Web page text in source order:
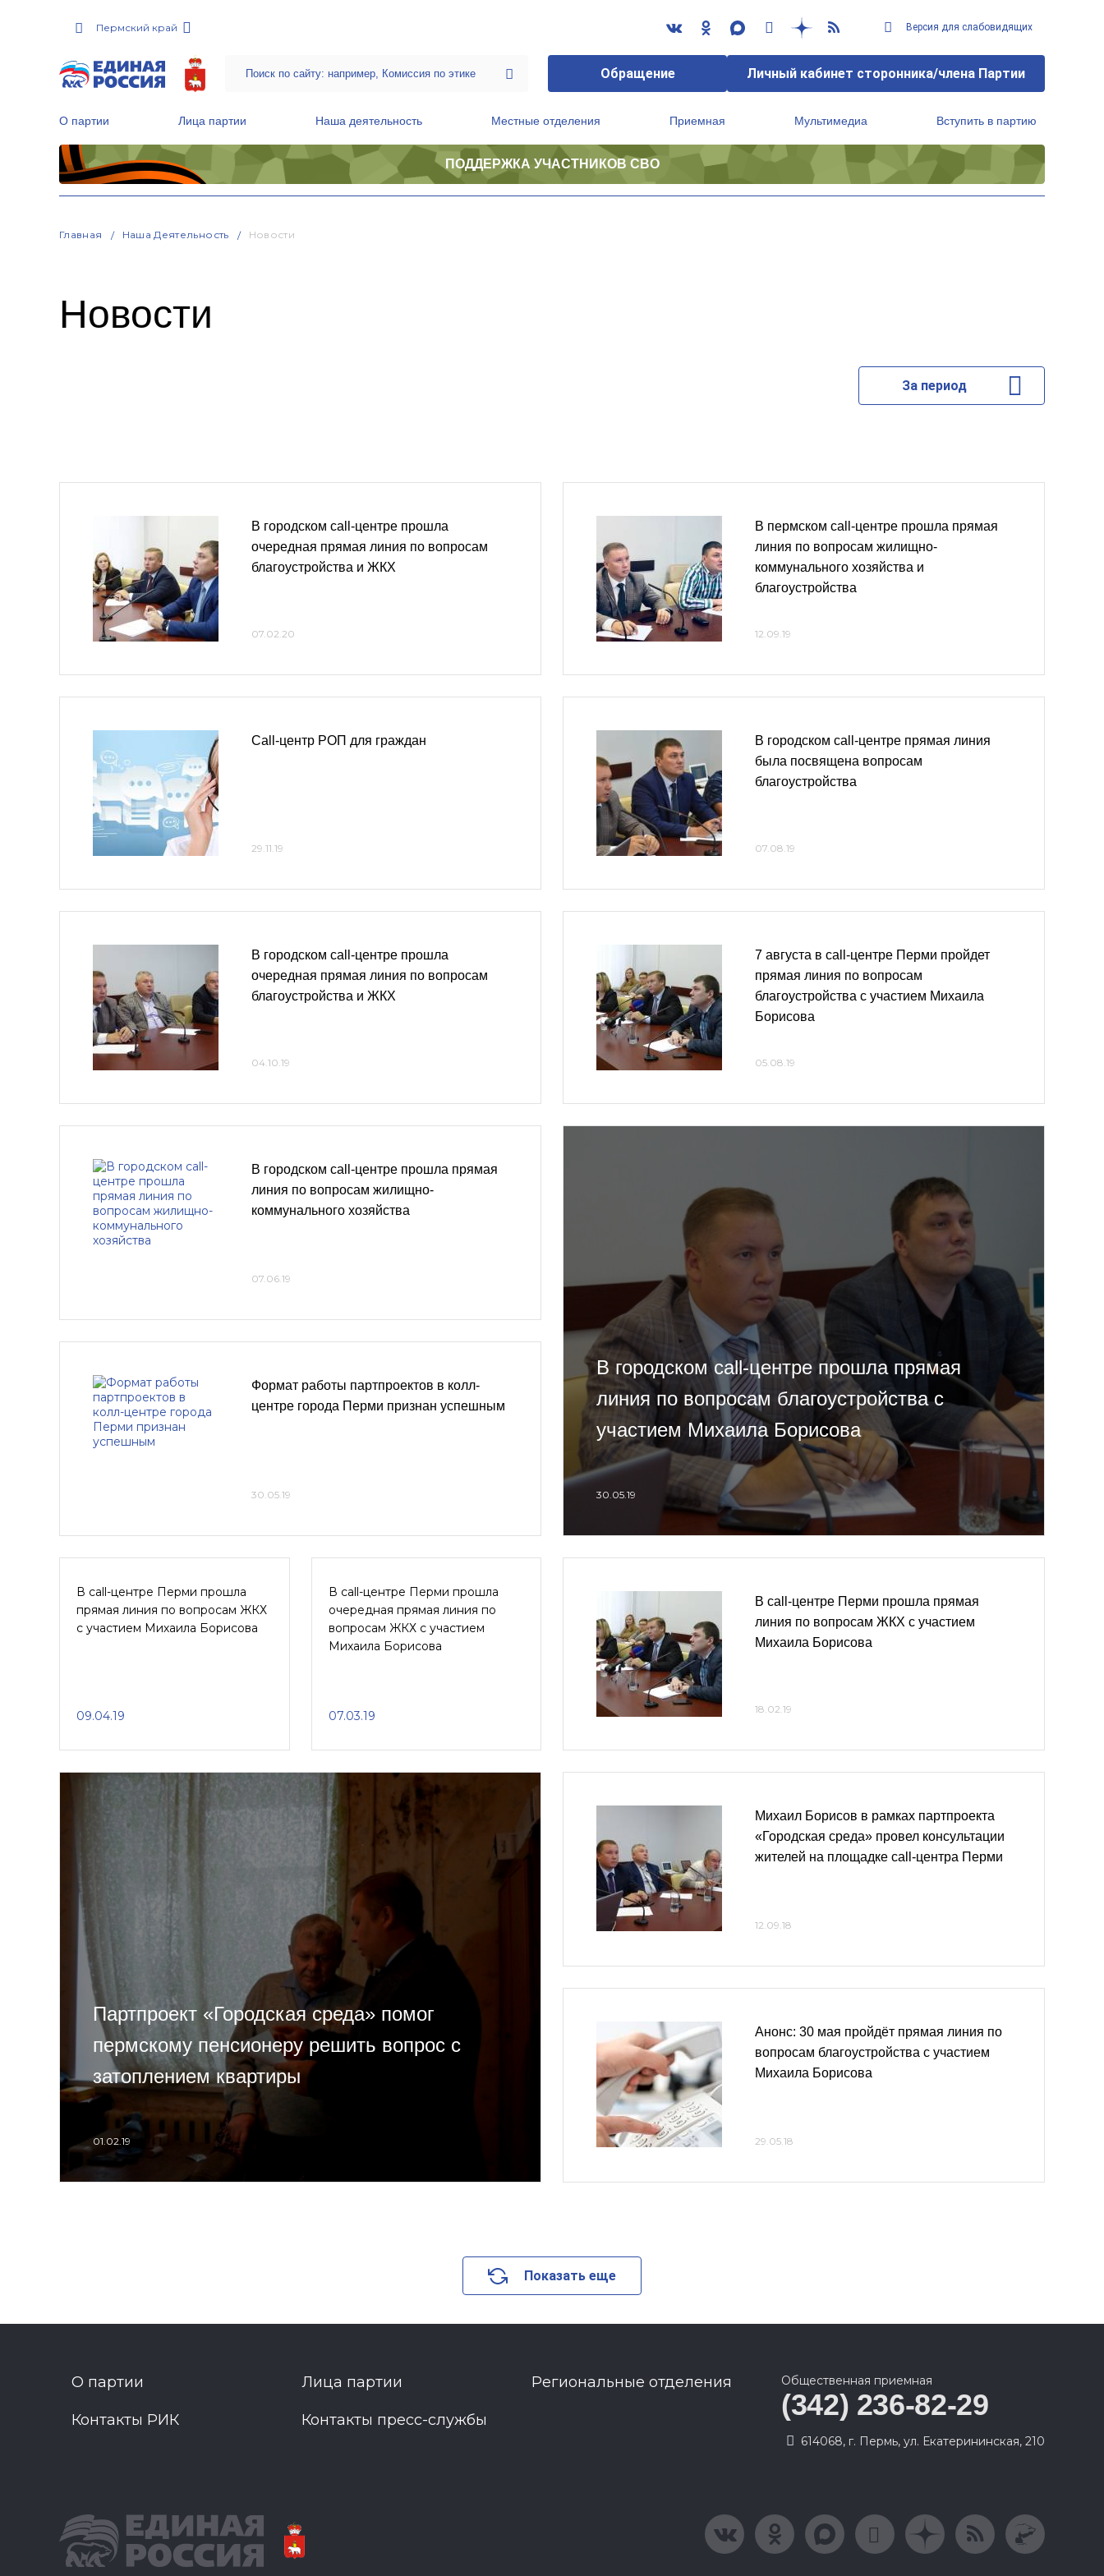
Пермский край Версия для слабовидящих
Обращение Личный кабинет сторонника/члена Партии
О партии Лица партии Наша деятельность Местные отделения Приемная Мультимедиа Вступить в партию
ПОДДЕРЖКА УЧАСТНИКОВ СВО
Главная Наша Деятельность Новости
Новости
За период
В городском call-центре прошла
очередная прямая линия по вопросам
благоустройства и ЖКХ
07.02.20
Сall-центр РОП для граждан
29.11.19
В городском call-центре прошла
очередная прямая линия по вопросам
благоустройства и ЖКХ
04.10.19
В пермском call-центре прошла прямая
линия по вопросам жилищно-
коммунального хозяйства и
благоустройства
12.09.19
В городском call-центре прямая линия
была посвящена вопросам
благоустройства
07.08.19
7 августа в call-центре Перми пройдет
прямая линия по вопросам
благоустройства с участием Михаила
Борисова
05.08.19
В городском call-центре прошла прямая
линия по вопросам жилищно-
коммунального хозяйства
07.06.19
Формат работы партпроектов в колл-
центре города Перми признан успешным
30.05.19
В городском call-центре прошла прямая
линия по вопросам благоустройства с
участием Михаила Борисова
30.05.19
В call-центре Перми прошла
прямая линия по вопросам ЖКХ
с участием Михаила Борисова
09.04.19
В call-центре Перми прошла
очередная прямая линия по
вопросам ЖКХ с участием
Михаила Борисова
07.03.19
В call-центре Перми прошла прямая
линия по вопросам ЖКХ с участием
Михаила Борисова
18.02.19
Партпроект «Городская среда» помог
пермскому пенсионеру решить вопрос с
затоплением квартиры
01.02.19
Михаил Борисов в рамках партпроекта
«Городская среда» провел консультации
жителей на площадке call-центра Перми
12.09.18
Анонс: 30 мая пройдёт прямая линия по
вопросам благоустройства с участием
Михаила Борисова
29.05.18
Показать еще
О партии Лица партии Региональные отделения
Контакты РИК Контакты пресс-службы
Общественная приемная
(342) 236-82-29
614068, г. Пермь, ул. Екатерининская, 210